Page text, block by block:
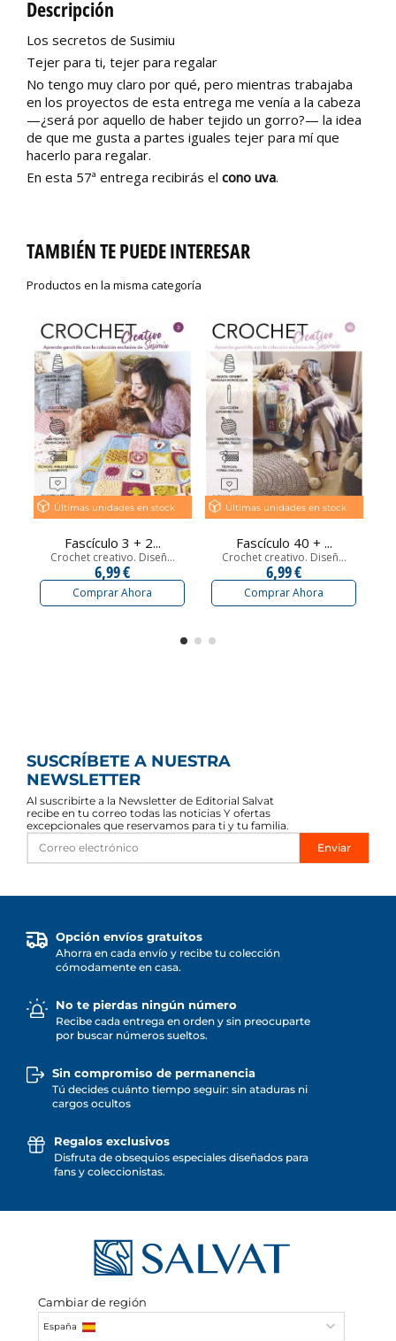
Descripción
Los secretos de Susimiu
Tejer para ti, tejer para regalar
No tengo muy claro por qué, pero mientras trabajaba
en los proyectos de esta entrega me venía a la cabeza
—¿será por aquello de haber tejido un gorro?— la idea
de que me gusta a partes iguales tejer para mí que
hacerlo para regalar.
En esta 57ª entrega recibirás el cono uva.
TAMBIÉN TE PUEDE INTERESAR
Productos en la misma categoría
Últimas unidades en stock
Fascículo 3 + 2...
Crochet creativo. Diseñ...
6,99 €
Comprar Ahora
Últimas unidades en stock
Fascículo 40 + ...
Crochet creativo. Diseñ...
6,99 €
Comprar Ahora
SUSCRÍBETE A NUESTRA
NEWSLETTER
Al suscribirte a la Newsletter de Editorial Salvat
recibe en tu correo todas las noticias Y ofertas
excepcionales que reservamos para ti y tu familia.
Enviar
Opción envíos gratuitos
Ahorra en cada envío y recibe tu colección
cómodamente en casa.
No te pierdas ningún número
Recibe cada entrega en orden y sin preocuparte
por buscar números sueltos.
Sin compromiso de permanencia
Tú decides cuánto tiempo seguir: sin ataduras ni
cargos ocultos
Regalos exclusivos
Disfruta de obsequios especiales diseñados para
fans y coleccionistas.
Cambiar de región
España